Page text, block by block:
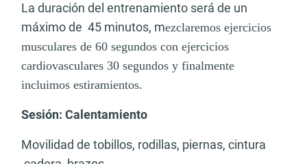
La duración del entrenamiento será de un
máximo de 45 minutos, mezclaremos ejercicios
musculares de 60 segundos con ejercicios
cardiovasculares 30 segundos y finalmente
incluimos estiramientos.
Sesión: Calentamiento
Movilidad de tobillos, rodillas, piernas, cintura